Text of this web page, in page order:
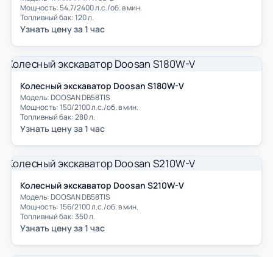
Мощность: 54,7/2400 л.с./об. в мин.
Топливный бак: 120 л.
Узнать цену за 1 час
Колесный экскаватор Doosan S180W-V
Модель: DOOSAN DB58TIS
Мощность: 150/2100 л.с./об. в мин.
Топливный бак: 280 л.
Узнать цену за 1 час
Колесный экскаватор Doosan S210W-V
Модель: DOOSAN DB58TIS
Мощность: 156/2100 л.с./об. в мин.
Топливный бак: 350 л.
Узнать цену за 1 час